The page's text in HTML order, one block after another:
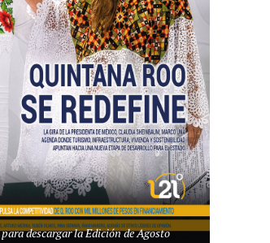
Promoción turística con visión
1 abril, 2026
Industria global en
reconfiguración
descargar la Edición de Agosto